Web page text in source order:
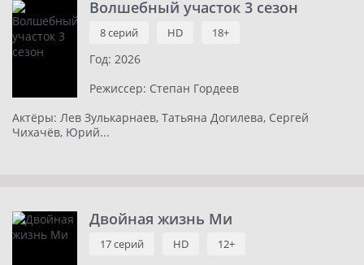
Волшебный участок 3 сезон
8 серий HD 18+
Год: 2026
Режиссер: Степан Гордеев
Актёры: Лев Зулькарнаев, Татьяна Догилева, Сергей
Чихачёв, Юрий...
Двойная жизнь Ми
17 серий HD 12+